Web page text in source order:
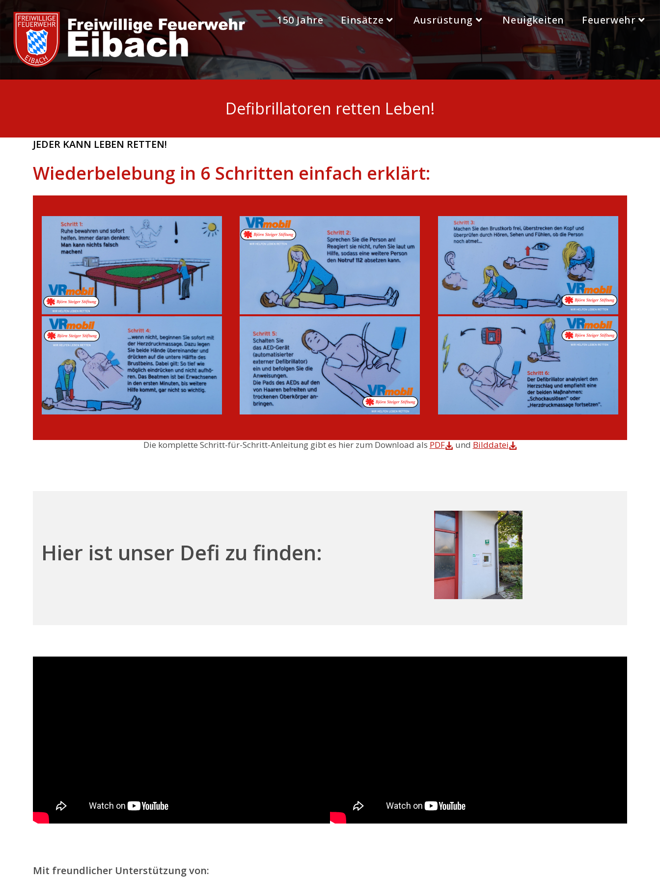
Inhalt
springen
150 Jahre Einsätze Ausrüstung Neuigkeiten Feuerwehr
Defibrillatoren retten Leben!
JEDER KANN LEBEN RETTEN!
Wiederbelebung in 6 Schritten einfach erklärt:
Die komplette Schritt-für-Schritt-Anleitung gibt es hier zum Download als PDF und Bilddatei
Hier ist unser Defi zu finden:
Mit freundlicher Unterstützung von: